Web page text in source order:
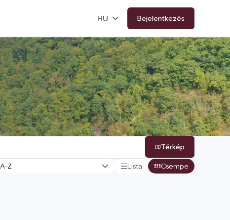
Bejelentkezés
Térkép
Lista Csempe